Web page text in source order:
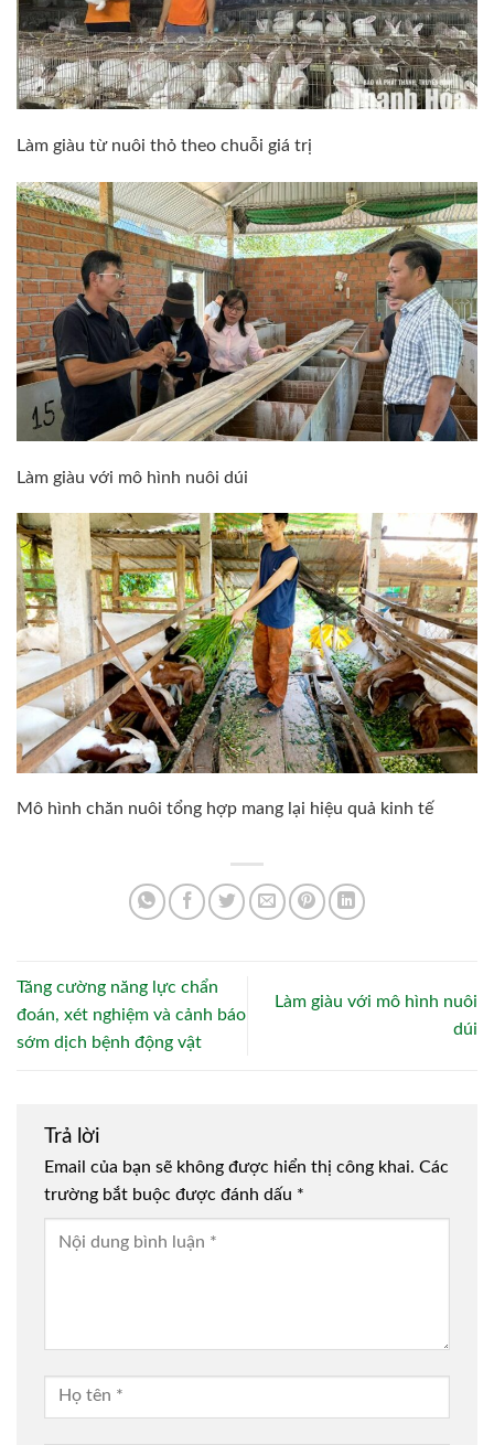
Làm giàu từ nuôi thỏ theo chuỗi giá trị
Làm giàu với mô hình nuôi dúi
Mô hình chăn nuôi tổng hợp mang lại hiệu quả kinh tế
Tăng cường năng lực chẩn
đoán, xét nghiệm và cảnh báo
sớm dịch bệnh động vật
Làm giàu với mô hình nuôi
dúi
Trả lời
Email của bạn sẽ không được hiển thị công khai. Các
trường bắt buộc được đánh dấu *